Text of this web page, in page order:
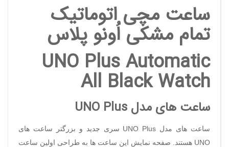
ساعت مچی اتوماتیک
تمام مشکی اُونو پلاس
UNO Plus Automatic
All Black Watch
ساعت های مدل UNO Plus
ساعت های مدل UNO Plus سری جدید و بزرگتر ساعت های
UNO هستند. صفحه نمایش این ساعت ها به طراحی اولین ساعت